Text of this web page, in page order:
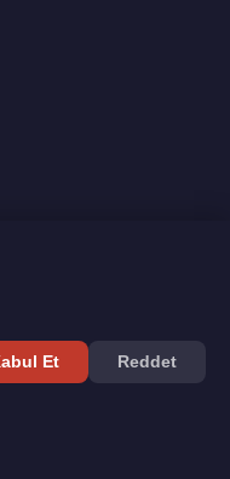
|
Et Reddet